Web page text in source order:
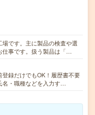
です。主に製品の検査や選
仕事です。扱う製品は「…
録だけでもOK！履歴書不要
・職種などを入力す…